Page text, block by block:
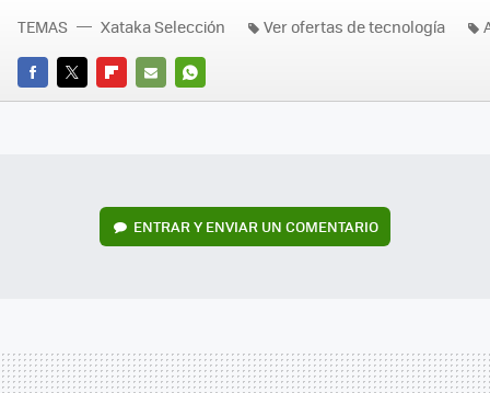
FACEBOOK
TWITTERFLIPBOARD
E-
WHATSAPP
TEMAS Xataka Selección Ver ofertas de tecnología
ENTRAR Y ENVIAR UN COMENTARIO